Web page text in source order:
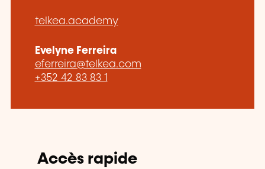
telkea.academy
Evelyne Ferreira
eferreira@telkea.com
+352 42 83 83 1
Accès rapide